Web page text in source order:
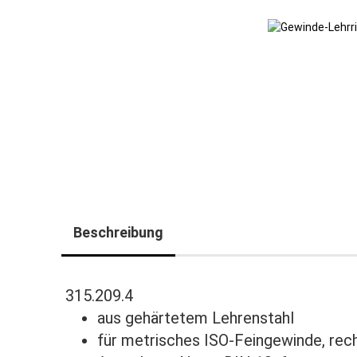
Beschreibung
315.209.4
aus gehärtetem Lehrenstahl
für metrisches ISO-Feingewinde,